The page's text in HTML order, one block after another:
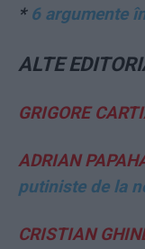
* 6 argumente
ALTE
GRIGORE
ADRIAN
putiniste de la
CRISTIAN